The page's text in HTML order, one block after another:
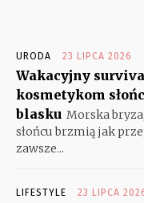
URODA 23 LIPCA 2026
Wakacyjny
kosmetykom
blasku Morska
słońcu brzmią jak
zawsze...
LIFESTYLE 23 LIPCA